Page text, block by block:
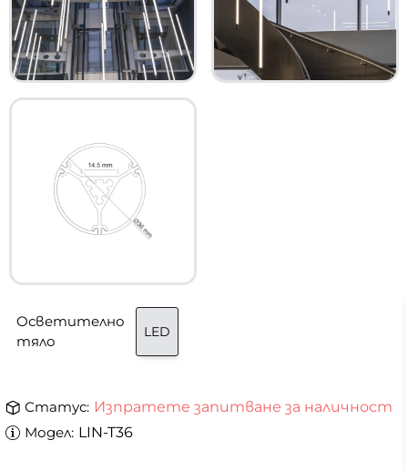
Статус: Изпратете запитване за наличност
Модел: LIN-T36
Осветително
тяло
LED